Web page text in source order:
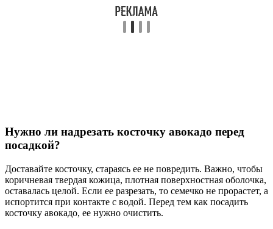
Нужно ли надрезать косточку авокадо перед
посадкой?
Доставайте косточку, стараясь ее не повредить. Важно, чтобы
коричневая твердая кожица, плотная поверхностная оболочка,
оставалась целой. Если ее разрезать, то семечко не прорастет, а
испортится при контакте с водой. Перед тем как посадить
косточку авокадо, ее нужно очистить.